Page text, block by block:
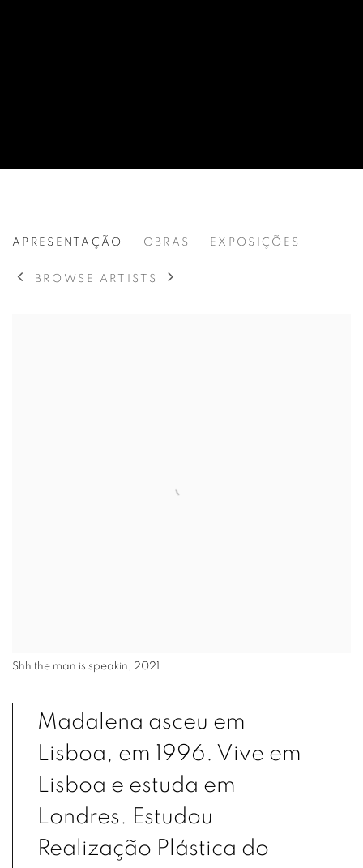
MADALENA PEQUITO
APRESENTAÇÃO OBRAS EXPOSIÇÕES
BROWSE ARTISTS
Shh the man is speakin, 2021
Madalena asceu em
Lisboa, em 1996. Vive em
Lisboa e estuda em
Londres. Estudou
Realização Plástica do